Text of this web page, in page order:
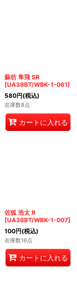
蘇枋 隼飛 SR
[UA38BT/WBK-1-061]
580円(税込)
在庫数8点
カートに入れる
佐狐 浩太 R
[UA38BT/WBK-1-007]
100円(税込)
在庫数16点
カートに入れる